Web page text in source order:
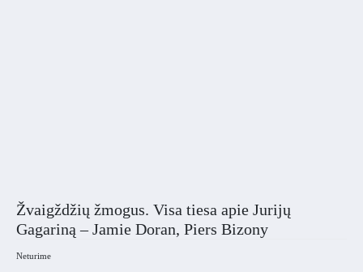
Žvaigždžių žmogus. Visa tiesa apie Jurijų
Gagariną – Jamie Doran, Piers Bizony
Neturime